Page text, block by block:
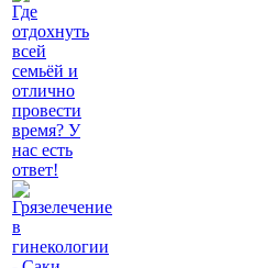
Где
отдохнуть
всей
семьёй и
отлично
провести
время? У
нас есть
ответ!
Грязелечение
в
гинекологии